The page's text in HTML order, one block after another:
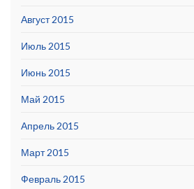
Август 2015
Июль 2015
Июнь 2015
Май 2015
Апрель 2015
Март 2015
Февраль 2015